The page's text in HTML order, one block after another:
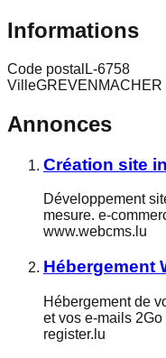
Informations
Code postal L-6758
VilleGREVENMACHER
Annonces
Création site
Développement
mesure. e-
www.webcms.lu
Hébergement
Hébergement de
et vos e-mails
register.lu